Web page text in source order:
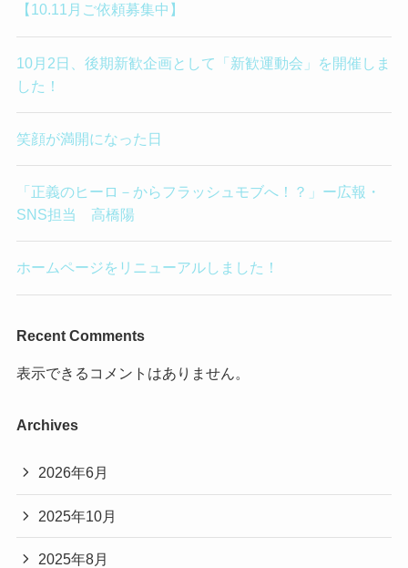
【10.11月ご依頼募集中】
10月2日、後期新歓企画として「新歓運動会」を開催しま
した！
笑顔が満開になった日
「正義のヒーロ－からフラッシュモブへ！？」ー広報・
SNS担当 高橋陽
ホームページをリニューアルしました！
Recent Comments
表示できるコメントはありません。
Archives
2026年6月
2025年10月
2025年8月